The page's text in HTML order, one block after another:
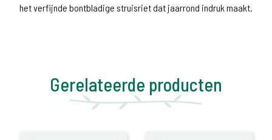
het verfijnde bontbladige struisriet dat jaarrond indruk maakt.
Gerelateerde producten